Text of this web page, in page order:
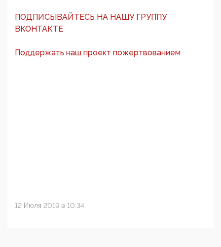
ПОДПИСЫВАЙТЕСЬ НА НАШУ ГРУППУ
ВКОНТАКТЕ
Поддержать наш проект пожертвованием
12 Июля 2019 в 10:34